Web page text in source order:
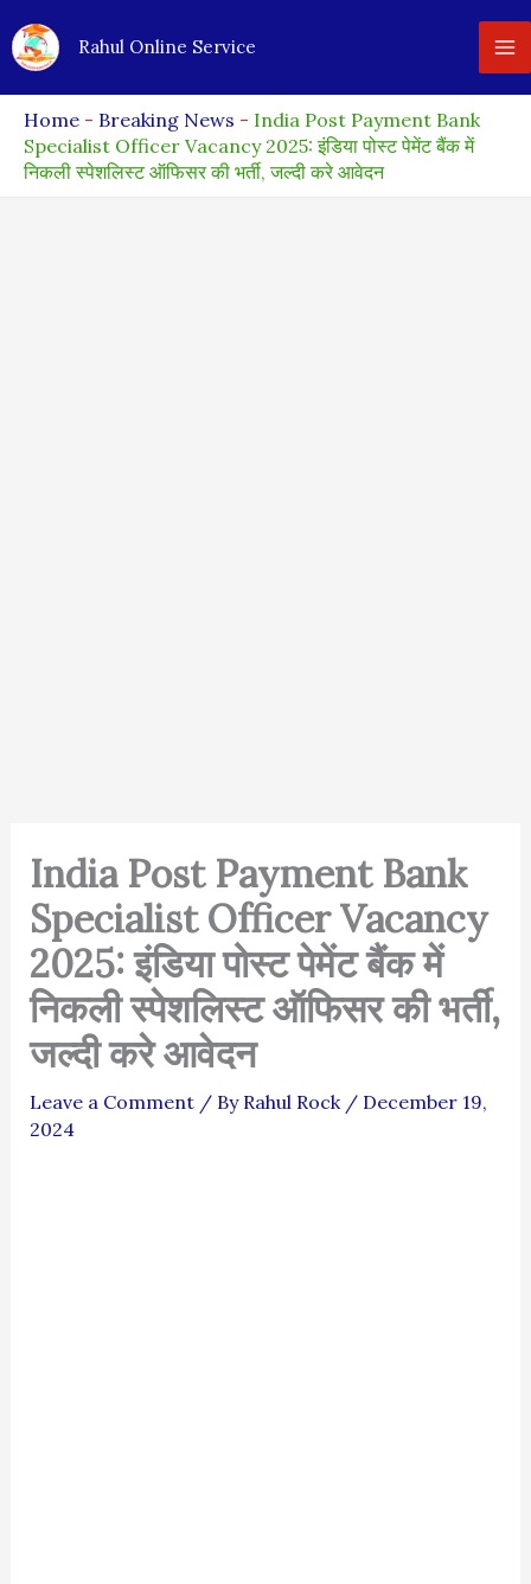
to
Rahul Online Service
Home - Breaking News - India Post Payment Bank
Specialist Officer Vacancy 2025: इंडिया पोस्ट पेमेंट बैंक में
निकली स्पेशलिस्ट ऑफिसर की भर्ती, जल्दी करे आवेदन
India Post Payment Bank
Specialist Officer Vacancy
2025: इंडिया पोस्ट पेमेंट बैंक में
निकली स्पेशलिस्ट ऑफिसर की भर्ती,
जल्दी करे आवेदन
Leave a Comment / By Rahul Rock / December 19,
2024